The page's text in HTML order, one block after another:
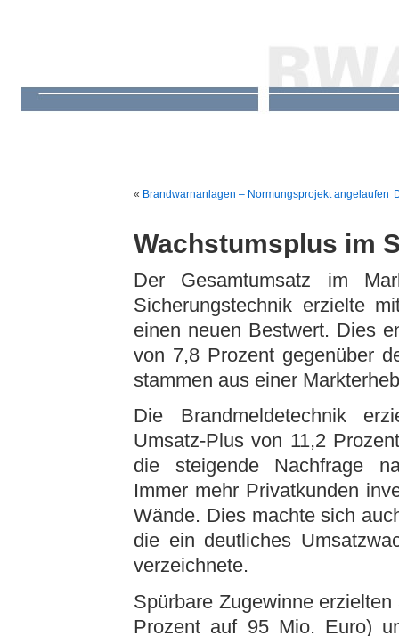
« Brandwarnanlagen – Normungsprojekt angelaufen
Wachstumsplus im
Der Gesamtumsatz im
Sicherungstechnik erzielte
einen neuen Bestwert. Dies
von 7,8 Prozent gegenüber
stammen aus einer
Die Brandmeldetechnik
Umsatz-Plus von 11,2
die steigende Nachfrage
Immer mehr Privatkunden
Wände. Dies machte sich
die ein deutliches
verzeichnete.
Spürbare Zugewinne
Prozent auf 95 Mio. Euro)